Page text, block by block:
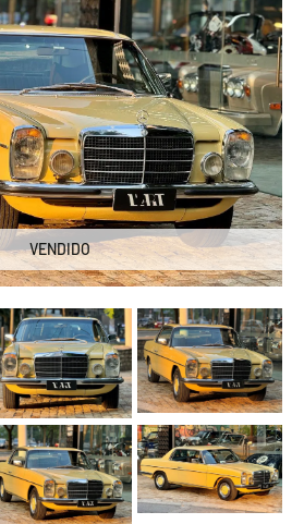
VENDIDO